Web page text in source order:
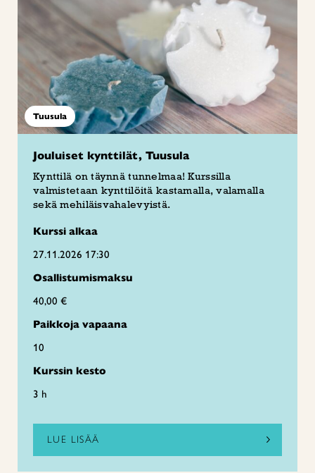
Tuusula
Jouluiset kynttilät, Tuusula
Kynttilä on täynnä tunnelmaa! Kurssilla
valmistetaan kynttilöitä kastamalla, valamalla
sekä mehiläisvahalevyistä.
Kurssi alkaa
27.11.2026 17:30
Osallistumismaksu
40,00 €
Paikkoja vapaana
10
Kurssin kesto
3 h
LUE LISÄÄ